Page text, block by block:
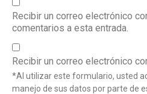
Recibir un correo electrónico
comentarios a esta entrada.
Recibir un correo electrónico
*Al utilizar este formulario, usted
manejo de sus datos por parte de